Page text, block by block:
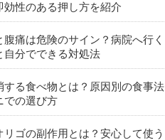
効性のある押し方を紹介
腹痛は危険のサイン？病院へ行く
自分でできる対処法
する食べ物とは？原因別の食事法
での選び方
リゴの副作用とは？安心して使う